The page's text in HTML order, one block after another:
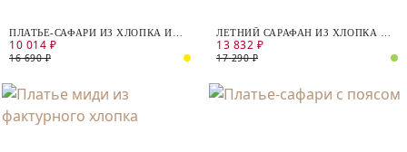
ПЛАТЬЕ-САФАРИ ИЗ ХЛОПКА И
ЛЬНА
10 014 ₽
16 690 ₽
ЛЕТНИЙ САРАФАН ИЗ ХЛОПКА И
ЛЬНА
13 832 ₽
17 290 ₽